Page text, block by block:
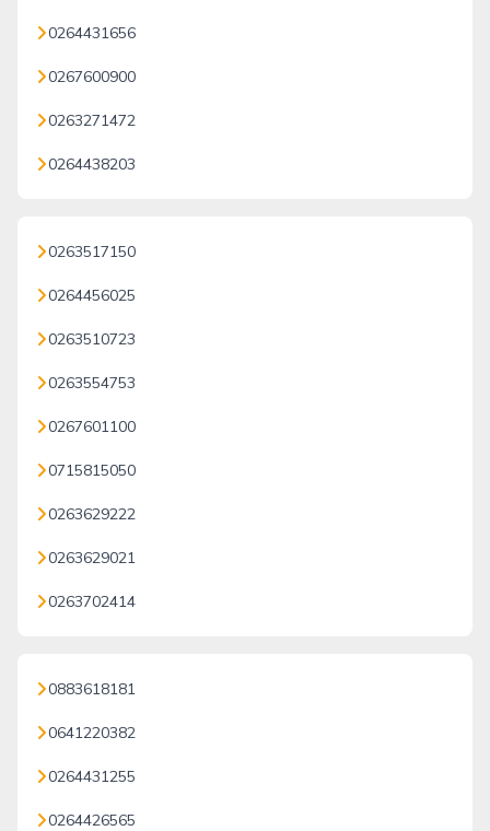
0264431656
0267600900
0263271472
0264438203
0263517150
0264456025
0263510723
0263554753
0267601100
0715815050
0263629222
0263629021
0263702414
0883618181
0641220382
0264431255
0264426565